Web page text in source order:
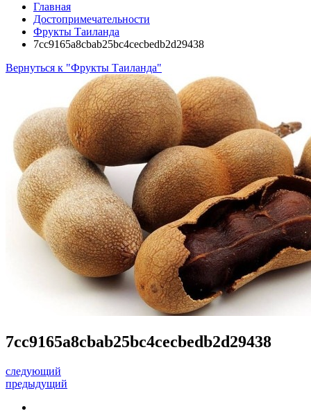
Главная
Достопримечательности
Фрукты Таиланда
7cc9165a8cbab25bc4cecbedb2d29438
Вернуться к "Фрукты Таиланда"
7cc9165a8cbab25bc4cecbedb2d29438
следующий
предыдущий